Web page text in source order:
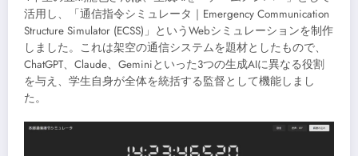
活用し、「通信指令シミュレータ｜Emergency Communication
Structure Simulator (ECSS)」というWebシミュレーションを制作
しました。これは架空の通信システムを題材としたもので、
ChatGPT、Claude、Geminiといった3つの生成AIに異なる役割
を与え、学生自身が全体を統括する監督として機能しまし
た。